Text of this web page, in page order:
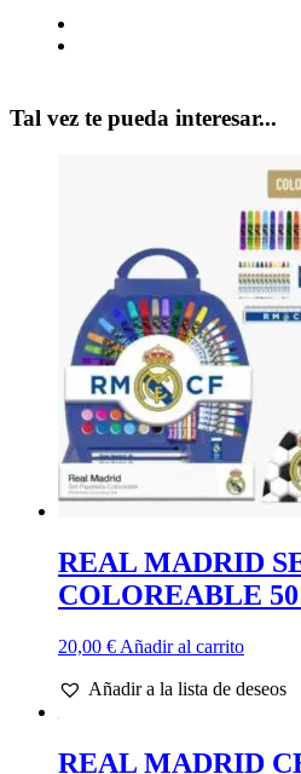
Tal vez te pueda interesar...
REAL MADRID
COLOREABLE
20,00 € Añadir al carrito
Añadir a la lista de deseos
REAL MADRID